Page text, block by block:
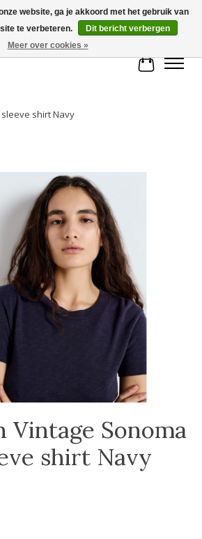
verstuurd | Gratis verzending vanaf € 75
shirt Navy
image slideshow Items
Vintage Sonoma
shirt Navy
website, ga je akkoord met het gebruik van
te verbeteren.
Dit bericht verbergen
Meer over cookies »